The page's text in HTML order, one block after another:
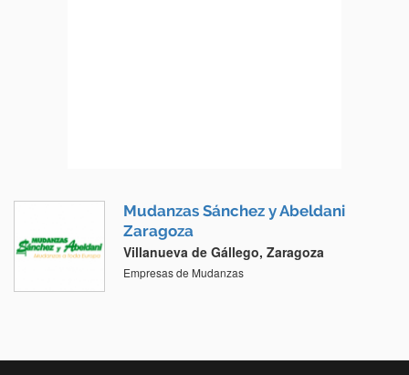
Mudanzas Sánchez y Abeldani
Zaragoza
Villanueva de Gállego, Zaragoza
Empresas de Mudanzas